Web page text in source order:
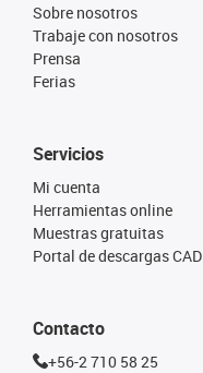
Sobre nosotros
Trabaje con nosotros
Prensa
Ferias
Servicios
Mi cuenta
Herramientas online
Muestras gratuitas
Portal de descargas CAD
Contacto
+56-2 710 58 25